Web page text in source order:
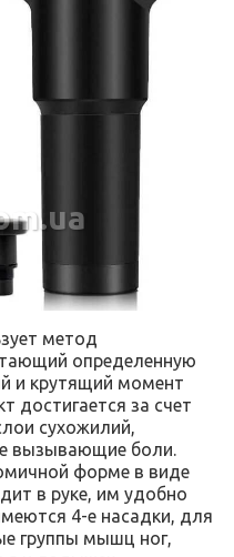
метод
определенную
и крутящий момент
достигается за счет
сухожилий,
вызывающие боли.
форме в виде
в руке, им удобно
4-е насадки, для
группы мышц ног,